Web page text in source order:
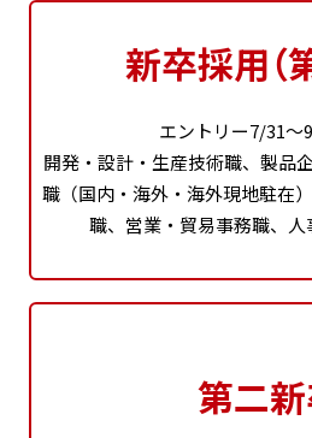
新卒採用（
エントリー7/31～
開発・設計・生産技術職、製品
職（国内・海外・海外現地駐在
職、営業・貿易事務職、
第二